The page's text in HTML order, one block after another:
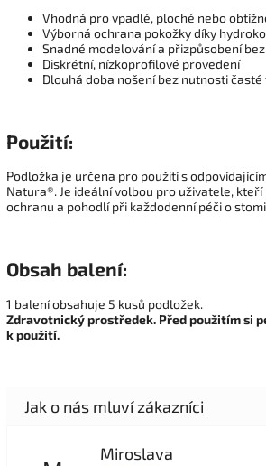
Vhodná pro vpadlé, ploché nebo
Výborná ochrana pokožky díky
Snadné modelování a přizpůsobení
Diskrétní, nízkoprofilové provedení
Dlouhá doba nošení bez nutnosti časté
Použití:
Podložka je určena pro použití s
Natura®. Je ideální volbou pro uživatele,
ochranu a pohodlí při každodenní péči o
Obsah balení:
1 balení obsahuje 5 kusů podložek.
Zdravotnický prostředek. Před použitím si
k použití.
Miroslava